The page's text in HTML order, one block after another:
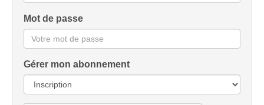
Mot de passe
Gérer mon abonnement